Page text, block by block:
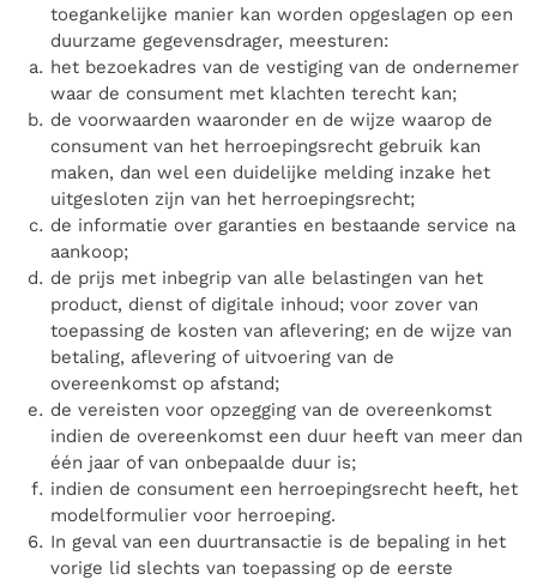
toegankelijke manier kan worden opgeslagen op een
duurzame gegevensdrager, meesturen:
het bezoekadres van de vestiging van de ondernemer
waar de consument met klachten terecht kan;
de voorwaarden waaronder en de wijze waarop de
consument van het herroepingsrecht gebruik kan
maken, dan wel een duidelijke melding inzake het
uitgesloten zijn van het herroepingsrecht;
de informatie over garanties en bestaande service na
aankoop;
de prijs met inbegrip van alle belastingen van het
product, dienst of digitale inhoud; voor zover van
toepassing de kosten van aflevering; en de wijze van
betaling, aflevering of uitvoering van de
overeenkomst op afstand;
de vereisten voor opzegging van de overeenkomst
indien de overeenkomst een duur heeft van meer dan
één jaar of van onbepaalde duur is;
indien de consument een herroepingsrecht heeft, het
modelformulier voor herroeping.
In geval van een duurtransactie is de bepaling in het
vorige lid slechts van toepassing op de eerste